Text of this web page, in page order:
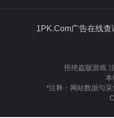
1PK.Com广告在
拒绝盗版游戏
本
*注释：网站数据匀